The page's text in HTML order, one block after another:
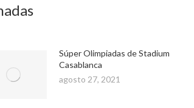
Súper Olimpiadas de Stadium
Casablanca
agosto 27, 2021